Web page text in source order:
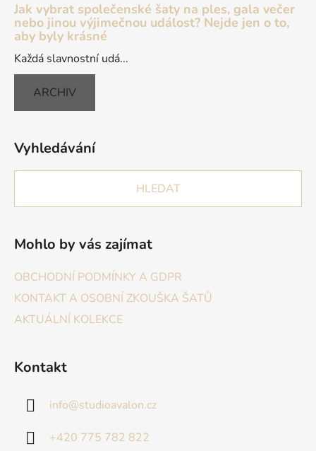
Jak vybrat společenské šaty na ples, gala večer
nebo jinou výjimečnou událost? Nejde jen o to,
aby byly krásné
Každá slavnostní udá...
ARCHIV
Vyhledávání
HLEDAT
Mohlo by vás zajímat
OBCHODNÍ PODMÍNKY A GDPR
KONTAKT A OSOBNÍ ZKOUŠKA ŠATŮ
AKTUÁLNÍ KOLEKCE
Kontakt
info@studioavalon.cz
+420 775 782 822